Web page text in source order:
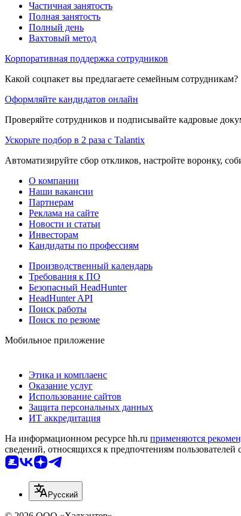
Частичная занятость
Полная занятость
Полный день
Вахтовый метод
Корпоративная поддержка сотрудников
Какой соцпакет вы предлагаете семейным сотрудникам?
Оформляйте кандидатов онлайн
Проверяйте сотрудников и подписывайте кадровые
Ускорьте подбор в 2 раза с Talantix
Автоматизируйте сбор откликов, настройте воронку,
О компании
Наши вакансии
Партнерам
Реклама на сайте
Новости и статьи
Инвесторам
Кандидаты по профессиям
Производственный календарь
Требования к ПО
Безопасный HeadHunter
HeadHunter API
Поиск работы
Поиск по резюме
Мобильное приложение
Этика и комплаенс
Оказание услуг
Использование сайтов
Защита персональных данных
ИТ аккредитация
На информационном ресурсе hh.ru применяются
сведений, относящихся к предпочтениям
Русский